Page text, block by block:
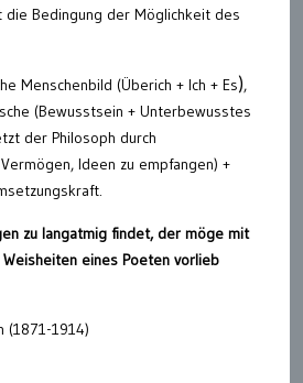
Bedingung der Möglichkeit des
Menschenbild (Überich + Ich + Es),
(Bewusstsein + Unterbewusstes
der Philosoph durch
Ideen zu empfangen) +
zu langatmig findet, der möge mit
eines Poeten vorlieb
(1871-1914)